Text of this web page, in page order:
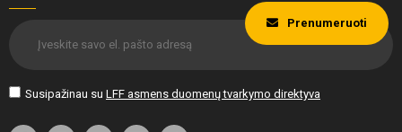
Susipažinau su LFF asmens duomenų tvarkymo direktyva
Prenumeruoti